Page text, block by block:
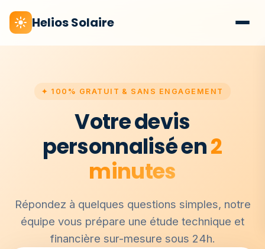
Helios Solaire
✦ 100% GRATUIT & SANS ENGAGEMENT
Votre devis
personnalisé en2
minutes
Répondez à quelques questions simples, notre
équipe vous prépare une étude technique et
financière sur-mesure sous 24h.